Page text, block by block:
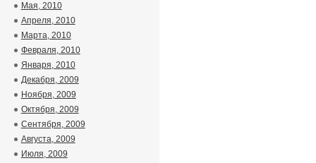
Мая, 2010
Апреля, 2010
Марта, 2010
Февраля, 2010
Января, 2010
Декабря, 2009
Ноября, 2009
Октября, 2009
Сентября, 2009
Августа, 2009
Июля, 2009